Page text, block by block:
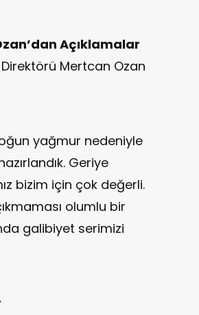
Açıklamalar
Mertcan Ozan
yağmur nedeniyle
Geriye
bizim için çok değerli.
olumlu bir
galibiyet serimizi